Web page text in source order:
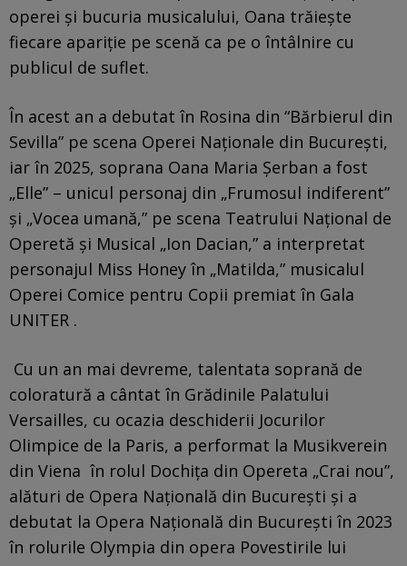
operei și bucuria musicalului, Oana trăiește
fiecare apariție pe scenă ca pe o întâlnire cu
publicul de suflet.
În acest an a debutat în Rosina din “Bărbierul din
Sevilla” pe scena Operei Naţionale din Bucureşti,
iar în 2025, soprana Oana Maria Şerban a fost
„Elle” – unicul personaj din „Frumosul indiferent”
şi „Vocea umană,” pe scena Teatrului Naţional de
Operetă şi Musical „Ion Dacian,” a interpretat
personajul Miss Honey în „Matilda,” musicalul
Operei Comice pentru Copii premiat în Gala
UNITER .
Cu un an mai devreme, talentata soprană de
coloratură a cântat în Grădinile Palatului
Versailles, cu ocazia deschiderii Jocurilor
Olimpice de la Paris, a performat la Musikverein
din Viena în rolul Dochiţa din Opereta „Crai nou”,
alături de Opera Naţională din Bucureşti şi a
debutat la Opera Națională din București în 2023
în rolurile Olympia din opera Povestirile lui